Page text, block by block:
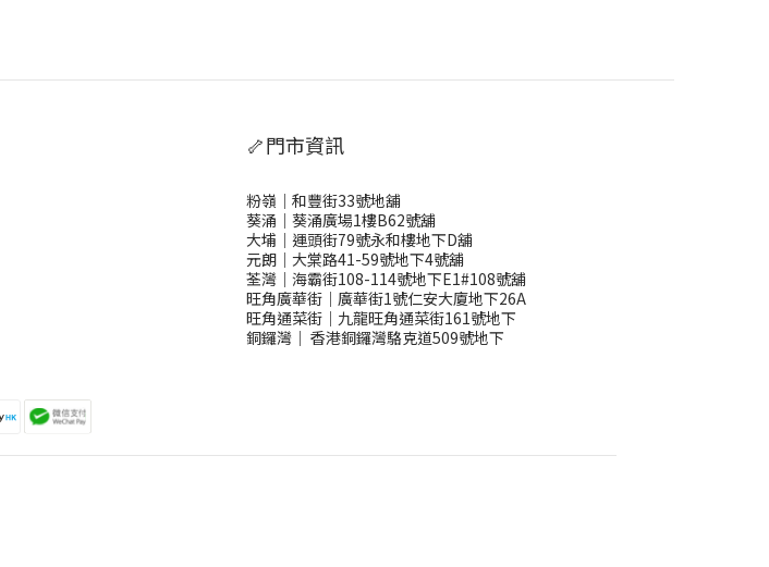
🦴門市資訊
粉嶺｜和豐街33號地舖
葵涌｜葵涌廣場1樓B62號舖
大埔｜運頭街79號永和樓地下D舖
元朗｜大棠路41-59號地下4號舖
荃灣｜海霸街108-114號地下E1#108號舖
旺角廣華街｜廣華街1號仁安大廈地下26A
旺角通菜街｜九龍旺角通菜街161號地下
銅鑼灣 ｜ 香港銅鑼灣駱克道509號地下